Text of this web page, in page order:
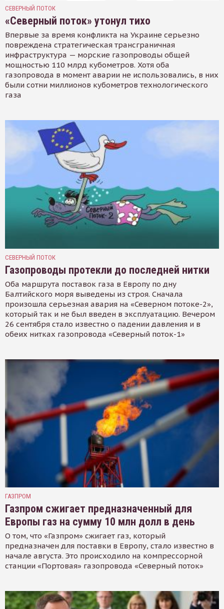
СЕВЕРНЫЙ ПОТОК
«Северный поток» утонул тихо
Впервые за время конфликта на Украине серьезно
повреждена стратегическая трансграничная
инфраструктура — морские газопроводы общей
мощностью 110 млрд кубометров. Хотя оба
газопровода в момент аварии не использовались, в них
были сотни миллионов кубометров технологического
газа
СЕВЕРНЫЙ ПОТОК
Газопроводы протекли до последней нитки
Оба маршрута поставок газа в Европу по дну
Балтийского моря выведены из строя. Сначала
произошла серьезная авария на «Северном потоке-2»,
который так и не был введен в эксплуатацию. Вечером
26 сентября стало известно о падении давления и в
обеих нитках газопровода «Северный поток-1»
ГАЗПРОМ
Газпром сжигает предназначенный для
Европы газ на сумму 10 млн долл в день
О том, что «Газпром» сжигает газ, который
предназначен для поставки в Европу, стало известно в
начале августа. Это происходило на компрессорной
станции «Портовая» газопровода «Северный поток»